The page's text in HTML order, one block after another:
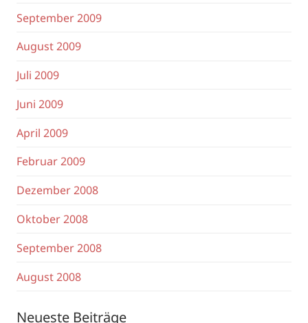
September 2009
August 2009
Juli 2009
Juni 2009
April 2009
Februar 2009
Dezember 2008
Oktober 2008
September 2008
August 2008
Neueste Beiträge